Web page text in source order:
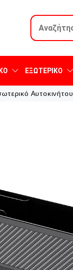
ΕΞΩΤΕΡΙΚΌ
Αυτοκινήτου